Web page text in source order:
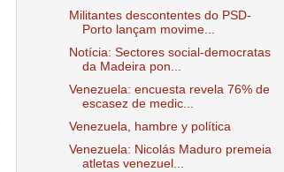
Militantes descontentes do PSD-
Porto lançam movime...
Notícia: Sectores social-democratas
da Madeira pon...
Venezuela: encuesta revela 76% de
escasez de medic...
Venezuela, hambre y política
Venezuela: Nicolás Maduro premeia
atletas venezuel...